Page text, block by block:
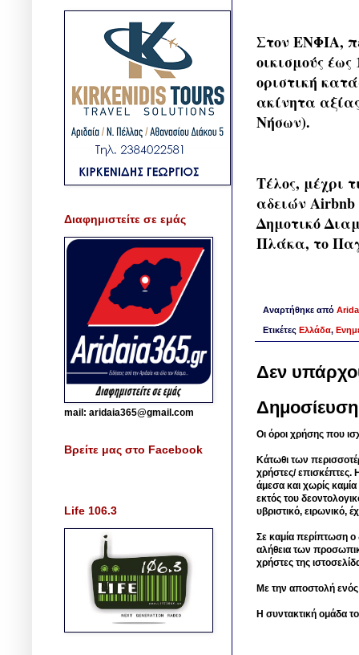
Στον ΕΝΦΙΑ,
οικισμούς
οριστική
ακίνητα
Νήσων).
Τέλος, μέχρι
αδειών Airbnb
Δημοτικό
Πλάκα, το
Αναρτήθηκε από
Ετικέτες Ελλάδα,
Δεν
Οι όροι χρήσης που
Κάτωθι των
χρήστες/ επισκέπτες.
άμεσα και χωρίς
εκτός του
υβριστικό, ειρωνικό,
Σε καμία περίπτωση ο
αλήθεια των
χρήστες της
Με την αποστολή
Η συντακτική ομάδα
Διαφημιστείτε σε εμάς
mail: aridaia365@gmail.com
Βρείτε μας στο Facebook
Life 106.3